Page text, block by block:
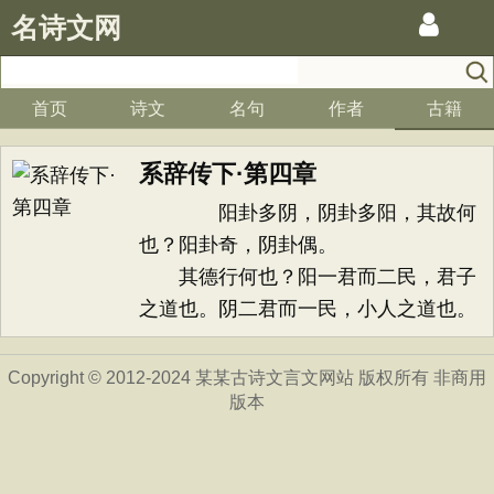
名诗文网
首页 诗文 名句 作者 古籍
系辞传下·第四章
阳卦多阴，阴卦多阳，其故何
也？阳卦奇，阴卦偶。
其德行何也？阳一君而二民，君子
之道也。阴二君而一民，小人之道也。
Copyright © 2012-2024 某某古诗文言文网站 版权所有 非商用
版本